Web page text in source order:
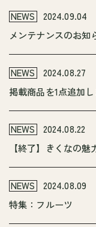
NEWS
2024.09.04
メンテナンスのお知
NEWS
2024.08.27
掲載商品を1点追加し
NEWS
2024.08.22
【終了】きくなの
NEWS
2024.08.09
特集：フルーツ